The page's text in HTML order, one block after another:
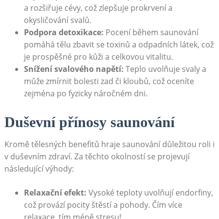
a rozšiřuje cévy, což zlepšuje ⁢prokrvení a
okysličování svalů.
Podpora detoxikace: Pocení během saunování
pomáhá tělu⁣ zbavit se toxinů a odpadních​ látek, což
je ⁢prospěšné pro ⁣kůži⁤ a celkovou vitalitu.
Snížení svalového⁣ napětí: Teplo ​uvolňuje svaly a
může zmírnit bolesti zad či kloubů, což oceníte
zejména ⁤po fyzicky ​náročném ⁤dni.
Duševní přínosy saunování
Kromě tělesných benefitů hraje ‌saunování důležitou roli ⁤i
v duševním zdraví. Za těchto okolností‍ se projevují‌
následující výhody:
Relaxační efekt: ‍Vysoké teploty uvolňují endorfiny,
což ⁣provází pocity ⁤štěstí⁢ a pohody. Čím více